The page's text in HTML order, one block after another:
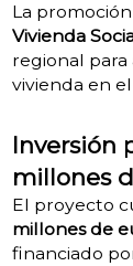
La
Vivienda
regional
vivienda en
Inversión
millones
El proyecto
millones de
financiado